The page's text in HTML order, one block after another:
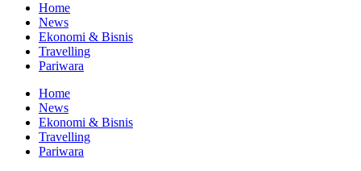
Home
News
Ekonomi & Bisnis
Travelling
Pariwara
Home
News
Ekonomi & Bisnis
Travelling
Pariwara